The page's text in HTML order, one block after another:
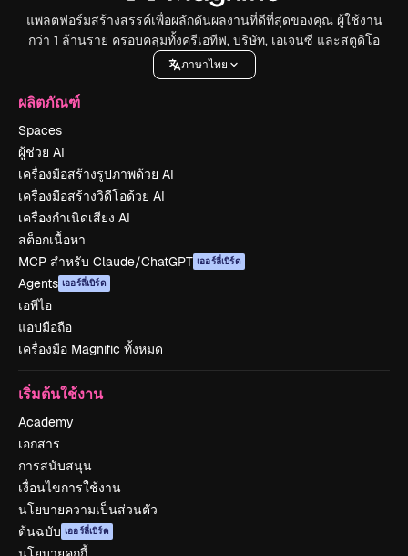
แพลตฟอร์มสร้างสรรค์เพื่อผลักดันผลงานที่ดีที่สุดของคุณ ผู้ใช้งาน
กว่า 1 ล้านราย ครอบคลุมทั้งครีเอทีฟ, บริษัท, เอเจนซี และสตูดิโอ
ภาษาไทย
ผลิตภัณฑ์
Spaces
ผู้ช่วย AI
เครื่องมือสร้างรูปภาพด้วย AI
เครื่องมือสร้างวิดีโอด้วย AI
เครื่องกำเนิดเสียง AI
สต็อกเนื้อหา
MCP สำหรับ Claude/ChatGPT เออร์ลี่เบิร์ด
Agents เออร์ลี่เบิร์ด
เอพีไอ
แอปมือถือ
เครื่องมือ Magnific ทั้งหมด
เริ่มต้นใช้งาน
Academy
เอกสาร
การสนับสนุน
เงื่อนไขการใช้งาน
นโยบายความเป็นส่วนตัว
ต้นฉบับ เออร์ลี่เบิร์ด